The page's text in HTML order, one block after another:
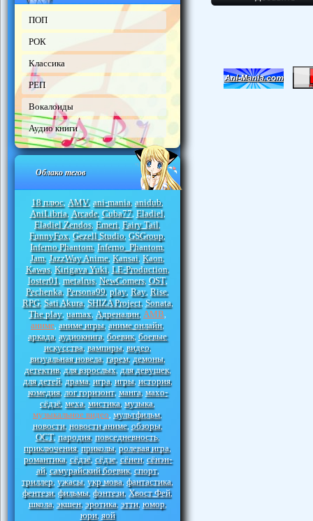
ПОП
РОК
Классика
РЕП
Вокалоиды
Аудио книги
Облако тегов
18 плюс, AMV, ani-mania, anidub,
AniLibria, Arcade, Cuba77, Eladiel,
Eladiel Zendos, Emeri, Fairy Tail,
FunnyFox, Gezell Studio, GSGroup,
Inferno Phantom, Inferno_Phantom,
Jam, JazzWay Anime, Kansai, Kaon,
Kawas, Kirigava Yuki, LE-Production,
loster01, metalrus, NewComers, OST,
Pechenka, Persona99, play, Ray, Rise,
RPG, Sati Akura, SHIZA Project, Sonata,
The play, uamax, Адреналин, АМВ
аниме аниме игры, аниме онлайн,
аркада, аудиокнига, боевик, боевые
искусства, вампиры, видео,
визуальная новела, гарем, демоны,
детектив, для взрослых, для девушек,
для детей, драма, игра, игры, история,
комедия, лог горизонт, манга, махо-
сёдзё, меха, мистика, музыка,
музыкальное видео мультфильм,
новости, новости аниме, обзоры,
ОСТ, пародия, повседневность,
приключения, приколы, ролевая игра,
романтика, сёдзё, сёдзе, сёнен, сёнэн-
ай, самурайский боевик, спорт,
триллер, ужасы, укр мова, фантастика,
фентези, фильмы, фэнтези, Хвост Фей,
школа, экшен, эротика, этти, юмор,
юри, яой